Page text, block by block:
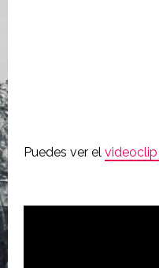
Puedes ver el videoclip